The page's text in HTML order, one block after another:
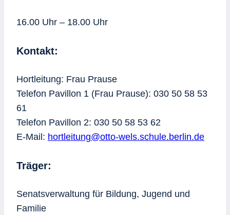
16.00 Uhr – 18.00 Uhr
Kontakt:
Hortleitung: Frau Prause
Telefon Pavillon 1 (Frau Prause): 030 50 58 53
61
Telefon Pavillon 2: 030 50 58 53 62
E-Mail: hortleitung@otto-wels.schule.berlin.de
Träger:
Senatsverwaltung für Bildung, Jugend und
Familie